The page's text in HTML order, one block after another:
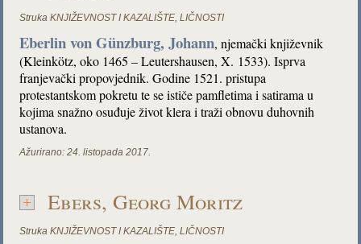
Struka KNJIŽEVNOST I KAZALIŠTE,LIČNOSTI
Eberlin von Günzburg, Johann, njemački književnik
(Kleinkötz, oko 1465 – Leutershausen, X. 1533). Isprva
franjevački propovjednik. Godine 1521. pristupa
protestantskom pokretu te se ističe pamfletima i satirama u
kojima snažno osuđuje život klera i traži obnovu duhovnih
ustanova.
Ažurirano: 24. listopada 2017.
Ebers, Georg Moritz
Struka KNJIŽEVNOST I KAZALIŠTE,LIČNOSTI